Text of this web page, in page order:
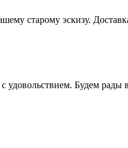
старому эскизу.
удовольствием. Будем